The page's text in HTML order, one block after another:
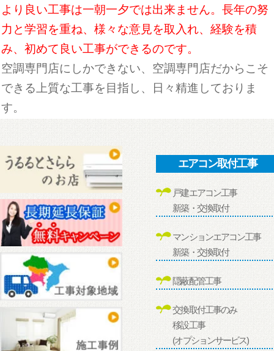
より良い工事は一朝一夕では出来ません。長年の努
力と学習を重ね、様々な意見を取入れ、経験を積
み、初めて良い工事ができるのです。
空調専門店にしかできない、空調専門店だからこそ
できる上質な工事を目指し、日々精進しておりま
す。
エアコン取付工事
戸建エアコン工事
新築・交換取付
マンションエアコン工事
新築・交換取付
隠蔽配管工事
交換取付工事のみ
移設工事
(オプションサービス)